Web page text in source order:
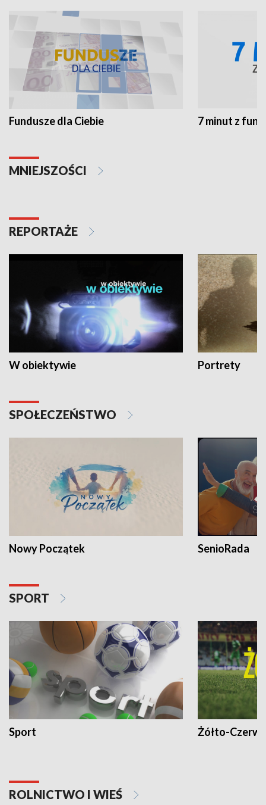
Fundusze dla Ciebie 7 minut z
MNIEJSZOŚCI
REPORTAŻE
W obiektywie Portrety
SPOŁECZEŃSTWO
Nowy Początek SenioRada
SPORT
Sport Żółto-
ROLNICTWO I WIEŚ